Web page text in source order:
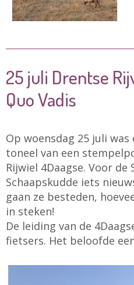
25 juli Drentse
Quo Vadis
Op woensdag 25 juli
toneel van een
Rijwiel 4Daagse. Voor
Schaapskudde iets
gaan ze besteden,
in steken!
De leiding van de
fietsers. Het beloofde